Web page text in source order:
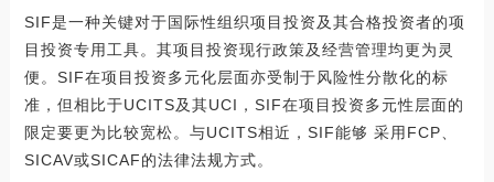
SIF是一种关键对于国际性组织项目投资及其合格投资者的项
目投资专用工具。其项目投资现行政策及经营管理均更为灵
便。SIF在项目投资多元化层面亦受制于风险性分散化的标
准，但相比于UCITS及其UCI，SIF在项目投资多元性层面的
限定要更为比较宽松。与UCITS相近，SIF能够 采用FCP、
SICAV或SICAF的法律法规方式。